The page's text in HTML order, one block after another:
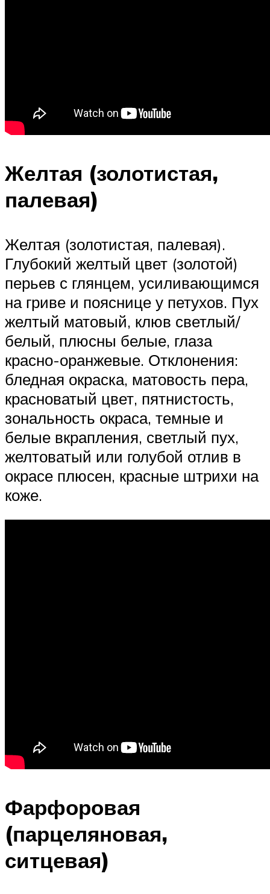
Желтая (золотистая,
палевая)
Желтая (золотистая, палевая).
Глубокий желтый цвет (золотой)
перьев с глянцем, усиливающимся
на гриве и пояснице у петухов. Пух
желтый матовый, клюв светлый/
белый, плюсны белые, глаза
красно-оранжевые. Отклонения:
бледная окраска, матовость пера,
красноватый цвет, пятнистость,
зональность окраса, темные и
белые вкрапления, светлый пух,
желтоватый или голубой отлив в
окрасе плюсен, красные штрихи на
коже.
Фарфоровая
(парцеляновая,
ситцевая)